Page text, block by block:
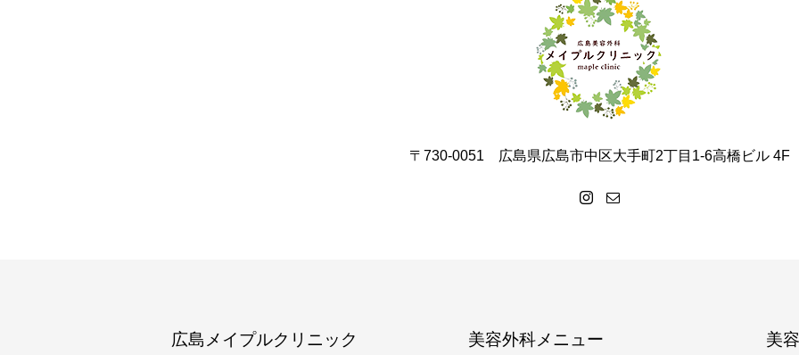
〒730-0051 広島県広島市中区大手町2丁目1-6高橋ビル 4F
広島メイプルクリニック 美容外科メニュー 美